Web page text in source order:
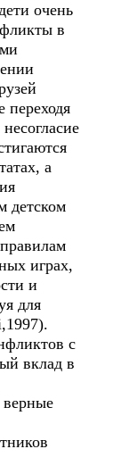
очень
в
переходя
а
детском
играх,
и
для
с
вклад в
верные